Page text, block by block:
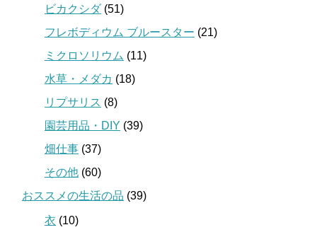
ビカクシダ(51)
フレボディウム ブルースター (21)
ミクロソリウム (11)
水草・メダカ (18)
リプサリス (8)
園芸用品・DIY (39)
畑仕事 (37)
その他 (60)
おススメの生活の品 (39)
衣 (10)